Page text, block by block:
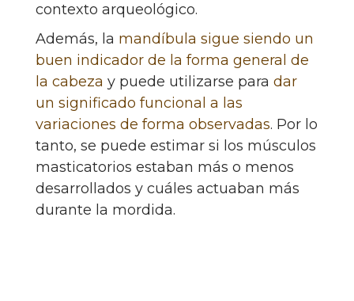
contexto arqueológico.
Además, la mandíbula sigue siendo un
buen indicador de la forma general de
la cabeza y puede utilizarse para dar
un significado funcional a las
variaciones de forma observadas. Por lo
tanto, se puede estimar si los músculos
masticatorios estaban más o menos
desarrollados y cuáles actuaban más
durante la mordida.